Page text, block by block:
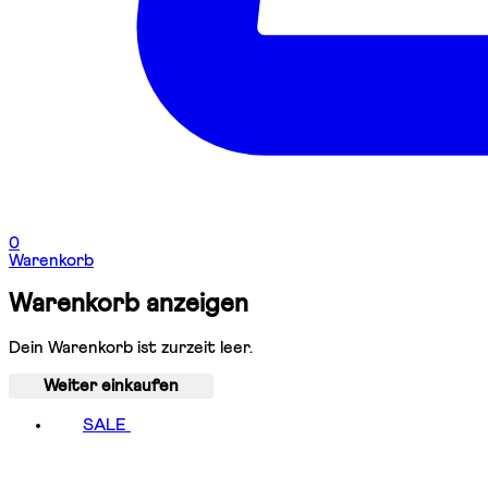
0
Warenkorb
Warenkorb anzeigen
Dein Warenkorb ist zurzeit leer.
Weiter einkaufen
SALE